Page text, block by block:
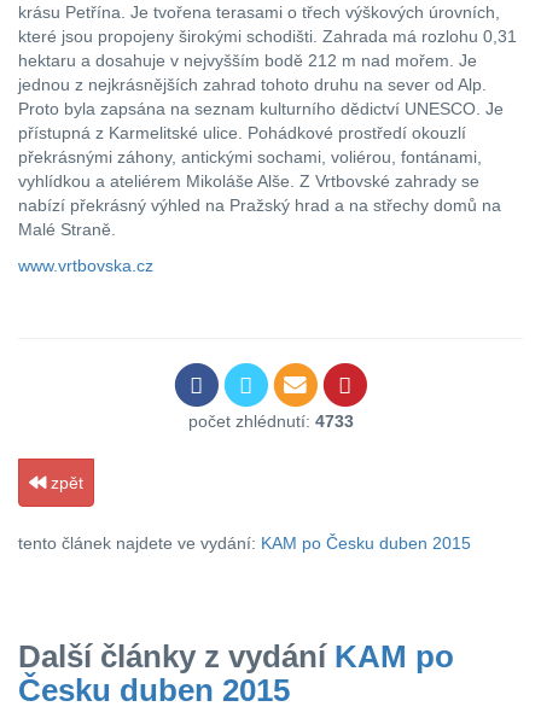
krásu Petřína. Je tvořena terasami o třech výškových úrovních,
které jsou propojeny širokými schodišti. Zahrada má rozlohu 0,31
hektaru a dosahuje v nejvyšším bodě 212 m nad mořem. Je
jednou z nejkrásnějších zahrad tohoto druhu na sever od Alp.
Proto byla zapsána na seznam kulturního dědictví UNESCO. Je
přístupná z Karmelitské ulice. Pohádkové prostředí okouzlí
překrásnými záhony, antickými sochami, voliérou, fontánami,
vyhlídkou a ateliérem Mikoláše Alše. Z Vrtbovské zahrady se
nabízí překrásný výhled na Pražský hrad a na střechy domů na
Malé Straně.
www.vrtbovska.cz
počet zhlédnutí: 4733
zpět
tento článek najdete ve vydání: KAM po Česku duben 2015
Další články z vydání KAM po
Česku duben 2015